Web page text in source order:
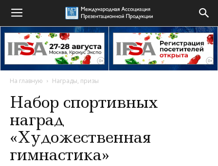
На главную Награды, призы
Набор спортивных
наград
«Художественная
гимнастика»